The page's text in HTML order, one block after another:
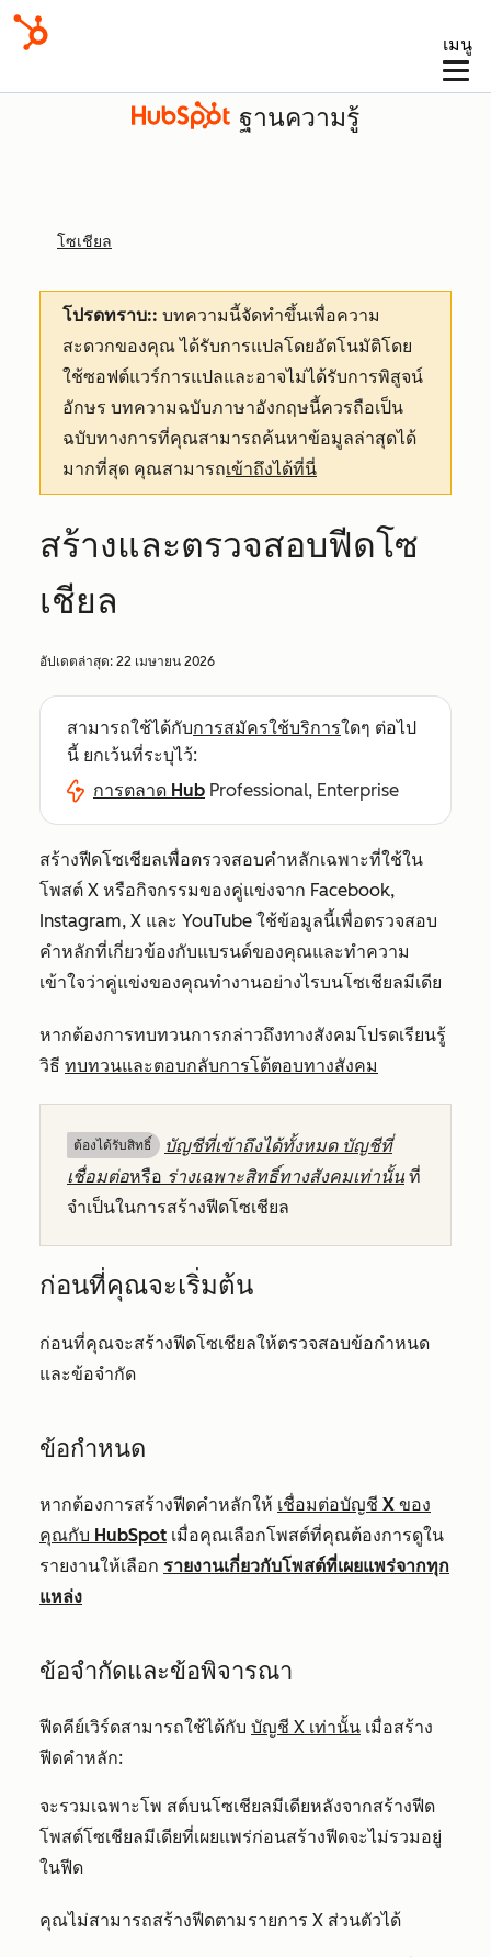
เมนู
ฐานความรู้
โซเชียล
โปรดทราบ:: บทความนี้จัดทำขึ้นเพื่อความ
สะดวกของคุณได้รับการแปลโดยอัตโนมัติโดย
ใช้ซอฟต์แวร์การแปลและอาจไม่ได้รับการพิสูจน์
อักษร บทความฉบับภาษาอังกฤษนี้ควรถือเป็น
ฉบับทางการที่คุณสามารถค้นหาข้อมูลล่าสุดได้
มากที่สุด คุณสามารถเข้าถึงได้ที่นี่
สร้างและตรวจสอบฟีดโซ
เชียล
อัปเดตล่าสุด: 22 เมษายน 2026
สามารถใช้ได้กับการสมัครใช้บริการใดๆ ต่อไป
นี้ ยกเว้นที่ระบุไว้:
การตลาด Hub Professional, Enterprise
สร้างฟีดโซเชียลเพื่อตรวจสอบคำหลักเฉพาะที่ใช้ใน
โพสต์ X หรือกิจกรรมของคู่แข่งจาก Facebook,
Instagram, X และ YouTube ใช้ข้อมูลนี้เพื่อตรวจสอบ
คำหลักที่เกี่ยวข้องกับแบรนด์ของคุณและทำความ
เข้าใจว่าคู่แข่งของคุณทำงานอย่างไรบนโซเชียลมีเดีย
หากต้องการทบทวนการกล่าวถึงทางสังคมโปรดเรียนรู้
วิธี ทบทวนและตอบกลับการโต้ตอบทางสังคม
ต้องได้รับสิทธิ์​ บัญชีที่เข้าถึงได้ทั้งหมด บัญชีที่
เชื่อมต่อหรือ ร่างเฉพาะสิทธิ์ทางสังคมเท่านั้น ที่
จำเป็นในการสร้างฟีดโซเชียล
ก่อนที่คุณจะเริ่มต้น
ก่อนที่คุณจะสร้างฟีดโซเชียลให้ตรวจสอบข้อกำหนด
และข้อจำกัด
ข้อกำหนด
หากต้องการสร้างฟีดคำหลักให้ เชื่อมต่อบัญชี X ของ
คุณกับ HubSpot เมื่อคุณเลือกโพสต์ที่คุณต้องการดูใน
รายงานให้เลือก รายงานเกี่ยวกับโพสต์ที่เผยแพร่จากทุก
แหล่ง
ข้อจำกัดและข้อพิจารณา
ฟีดคีย์เวิร์ดสามารถใช้ได้กับ บัญชี X เท่านั้น เมื่อสร้าง
ฟีดคำหลัก:
จะรวมเฉพาะโพ สต์บนโซเชียลมีเดียหลังจากสร้างฟีด
โพสต์โซเชียลมีเดียที่เผยแพร่ก่อนสร้างฟีดจะไม่รวมอยู่
ในฟีด
คุณไม่สามารถสร้างฟีดตามรายการ X ส่วนตัวได้